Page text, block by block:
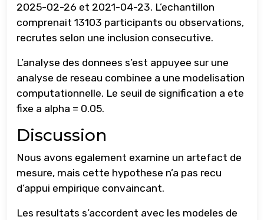
2025-02-26 et 2021-04-23. L’echantillon
comprenait 13103 participants ou observations,
recrutes selon une inclusion consecutive.
L’analyse des donnees s’est appuyee sur une
analyse de reseau combinee a une modelisation
computationnelle. Le seuil de signification a ete
fixe a alpha = 0.05.
Discussion
Nous avons egalement examine un artefact de
mesure, mais cette hypothese n’a pas recu
d’appui empirique convaincant.
Les resultats s’accordent avec les modeles de